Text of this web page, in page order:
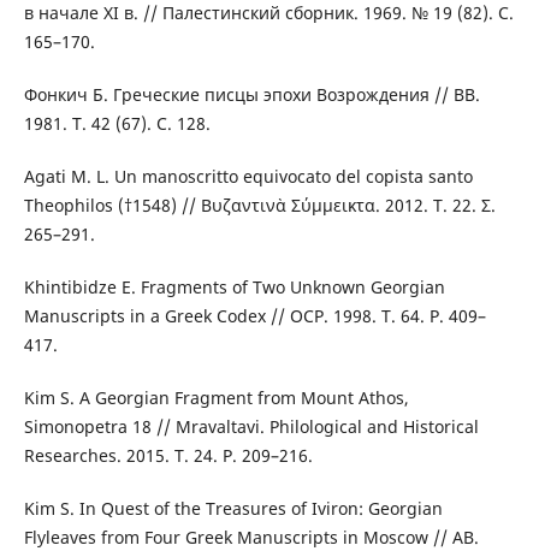
в начале XI в. // Палестинский сборник. 1969. № 19 (82). С.
165–170.
Фонкич Б. Греческие писцы эпохи Возрождения // ВВ.
1981. Т. 42 (67). С. 128.
Agati M. L. Un manoscritto equivocato del copista santo
Theophilos (†1548) // Βυζαντινὰ Σύμμεικτα. 2012. T. 22. Σ.
265–291.
Khintibidze E. Fragments of Two Unknown Georgian
Manuscripts in a Greek Codex // OCP. 1998. T. 64. P. 409–
417.
Kim S. A Georgian Fragment from Mount Athos,
Simonopetra 18 // Mravaltavi. Philological and Historical
Researches. 2015. T. 24. P. 209–216.
Kim S. In Quest of the Treasures of Iviron: Georgian
Flyleaves from Four Greek Manuscripts in Moscow // AB.